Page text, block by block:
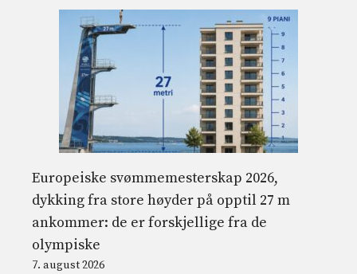
Europeiske svømmemesterskap 2026,
dykking fra store høyder på opptil 27 m
ankommer: de er forskjellige fra de
olympiske
7. august 2026